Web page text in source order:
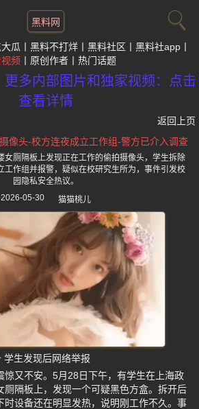
黑料网
瓜 黑料不打烊 黑料社区
黑料社app
频 原创作者 热门话题
多内部图片和独家视频：点击
查看详情
返回上页
像头-校方连夜成立工作组-警方已介入调查
女厕隔板上发现正在工作的偷拍摄像头，学生拆除
工作组并报警，疑似在校研究生所为，事件引发校
园隐私安全热议。
2026-05-30
猫猫桃儿
学生发现后网络举报
惊又不安。5月28日下午，有学生在上海政
厕隔板上，发现一个可疑黑色方盒。拆开后
时设备还在明显发热，说明刚工作不久。事